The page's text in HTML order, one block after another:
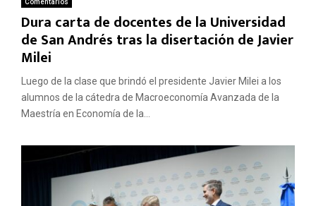
Comentarios
Dura carta de docentes de la Universidad
de San Andrés tras la disertación de Javier
Milei
Luego de la clase que brindó el presidente Javier Milei a los
alumnos de la cátedra de Macroeconomía Avanzada de la
Maestría en Economía de la...